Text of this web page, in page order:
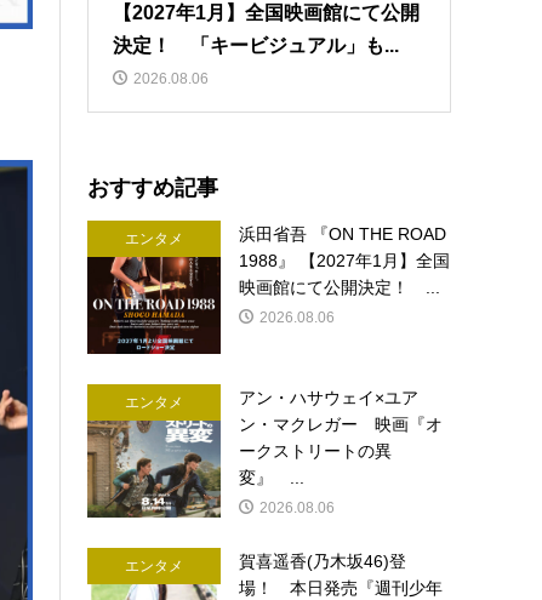
【2027年1月】全国映画館にて公開
決定！ 「キービジュアル」も...
2026.08.06
おすすめ記事
エンタメ
浜田省吾 『ON THE ROAD
1988』 【2027年1月】全国
映画館にて公開決定！ ...
2026.08.06
エンタメ
アン・ハサウェイ×ユア
ン・マクレガー 映画『オ
ークストリートの異
変』 ...
2026.08.06
エンタメ
賀喜遥香(乃木坂46)登
場！ 本日発売『週刊少年